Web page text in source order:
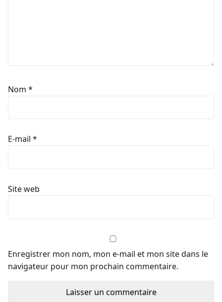
Nom *
E-mail *
Site web
Enregistrer mon nom, mon e-mail et mon site dans le
navigateur pour mon prochain commentaire.